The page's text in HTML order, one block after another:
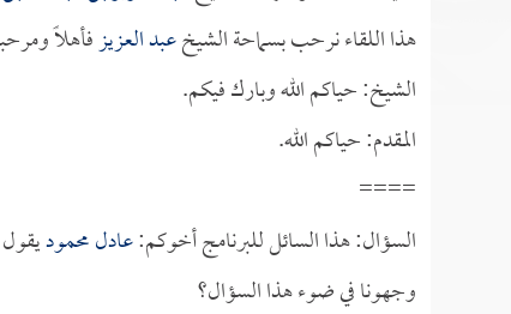
هذا اللقاء نرحب بسماحة الشيخعبد العزيزفأهلاً
الشيخ: حياكم الله وبارك فيكم.
المقدم: حياكم الله.
====
السؤال: هذا السائل للبرنامج أخوكم:عادل محمود
وجهونا في ضوء هذا السؤال؟